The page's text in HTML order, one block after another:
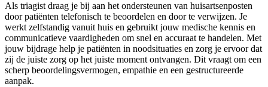
Als triagist draag je bij aan het ondersteunen van huisartsenposten
door patiënten telefonisch te beoordelen en door te verwijzen. Je
werkt zelfstandig vanuit huis en gebruikt jouw medische kennis en
communicatieve vaardigheden om snel en accuraat te handelen. Met
jouw bijdrage help je patiënten in noodsituaties en zorg je ervoor dat
zij de juiste zorg op het juiste moment ontvangen. Dit vraagt om een
scherp beoordelingsvermogen, empathie en een gestructureerde
aanpak.